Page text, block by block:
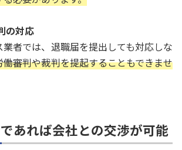
の対応
者では、退職届を提出しても対応しな
働審判や裁判を提起することもできませ
であれば会社との交渉が可能